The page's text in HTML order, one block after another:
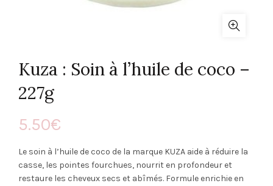
Kuza : Soin à l’huile de coco –
227g
5.50€
Le soin à l’huile de coco de la marque KUZA aide à réduire la
casse, les pointes fourchues, nourrit en profondeur et
restaure les cheveux secs et abîmés. Formule enrichie en